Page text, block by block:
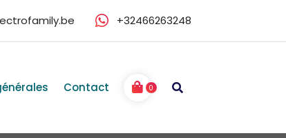
+32466263248
Contact 0